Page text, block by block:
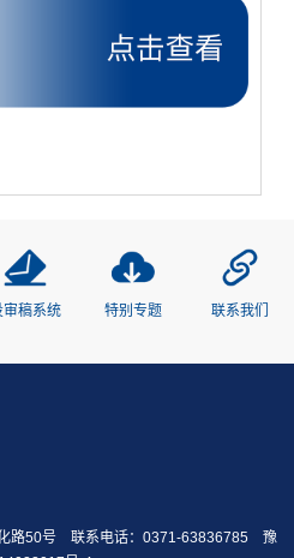
审稿系统 特别专题 联系我们
路50号 联系电话：0371-63836785 豫